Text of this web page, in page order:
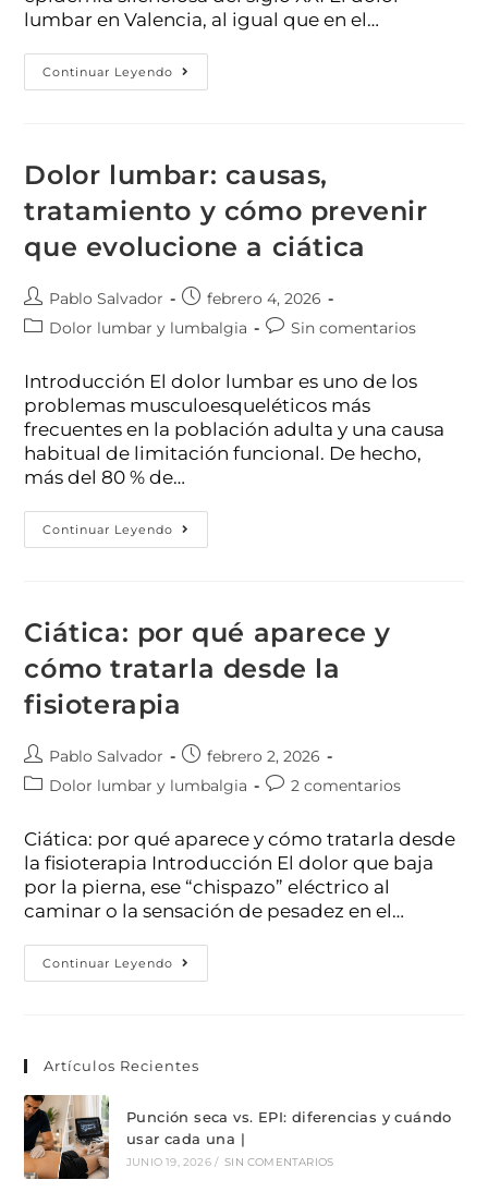
lumbar en Valencia, al igual que en el…
Continuar Leyendo
Dolor lumbar: causas,
tratamiento y cómo prevenir
que evolucione a ciática
Pablo Salvador
febrero 4, 2026
Dolor lumbar y lumbalgia
Sin comentarios
Introducción El dolor lumbar es uno de los
problemas musculoesqueléticos más
frecuentes en la población adulta y una causa
habitual de limitación funcional. De hecho,
más del 80 % de…
Continuar Leyendo
Ciática: por qué aparece y
cómo tratarla desde la
fisioterapia
Pablo Salvador
febrero 2, 2026
Dolor lumbar y lumbalgia
2 comentarios
Ciática: por qué aparece y cómo tratarla desde
la fisioterapia Introducción El dolor que baja
por la pierna, ese “chispazo” eléctrico al
caminar o la sensación de pesadez en el…
Continuar Leyendo
Artículos Recientes
Punción seca vs. EPI: diferencias y cuándo
usar cada una |
JUNIO 19, 2026 / SIN COMENTARIOS